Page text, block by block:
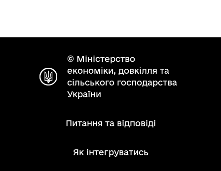
© Міністерство
економіки, довкілля та
сільського господарства
України
Питання та відповіді
Як інтегруватись